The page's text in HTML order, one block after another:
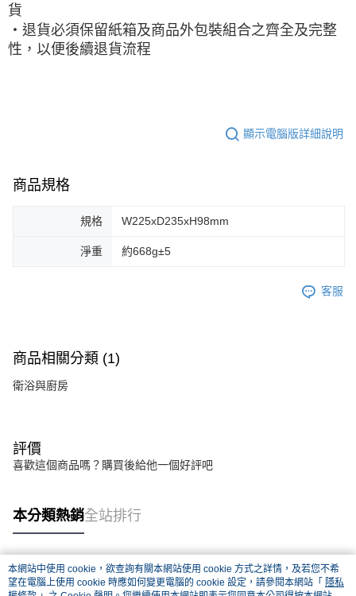
貨
‧退貨必須保留紙箱及商品外包裝組合之齊全及完整
性，以便後續退貨流程
顯示電腦版詳細說明
商品規格
規格 W225xD235xH98mm
淨重 約668g±5
客服
商品相關分類 (1)
衛浴與廚房
評價
喜歡這個商品嗎？購買後給他一個好評吧
本分類熱銷全站排行
熱門標籤
本網站中使用 cookie，欲查詢有關本網站使用 cookie 方式之詳情，及若您不希
望在電腦上使用 cookie 時應如何變更電腦的 cookie 設定，請參閱本網站「 隱私